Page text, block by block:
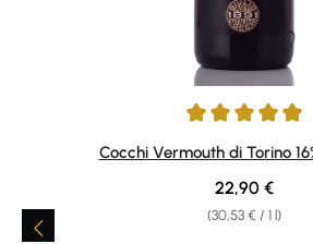
Average rating of 4.94 out of 5 stars
Cocchi Vermouth di Torino
(30,53 € / 1 l)
Regular price:
22,90 €